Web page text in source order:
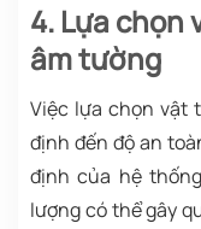
4. Lựa chọn
âm tường
Việc lựa chọn vật
định đến độ an
định của hệ
lượng có thể gây